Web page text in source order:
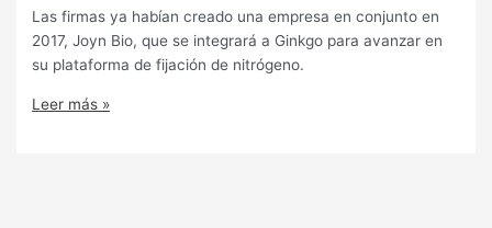
Las firmas ya habían creado una empresa en conjunto en
2017, Joyn Bio, que se integrará a Ginkgo para avanzar en
su plataforma de fijación de nitrógeno.
Leer más »